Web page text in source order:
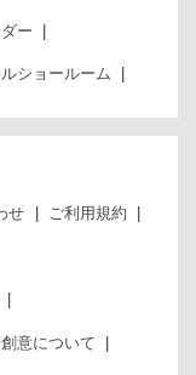
ー
ショールーム
せ ご利用規約
意について